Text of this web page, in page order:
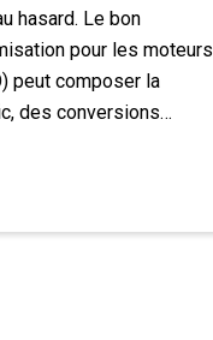
hasard. Le bon
pour les moteurs
peut composer la
des conversions…